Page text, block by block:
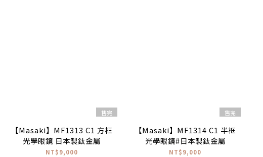
售完
【Masaki】MF1313 C1 方框
光學眼鏡 日本製鈦金屬
NT$9,000
售完
【Masaki】MF1314 C1 半框
光學眼鏡#日本製鈦金屬
NT$9,000